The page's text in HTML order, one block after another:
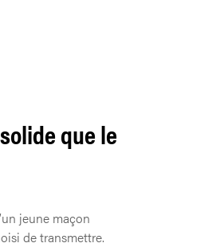
que le
jeune maçon
de transmettre.